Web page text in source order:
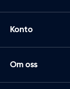
Konto
Om oss